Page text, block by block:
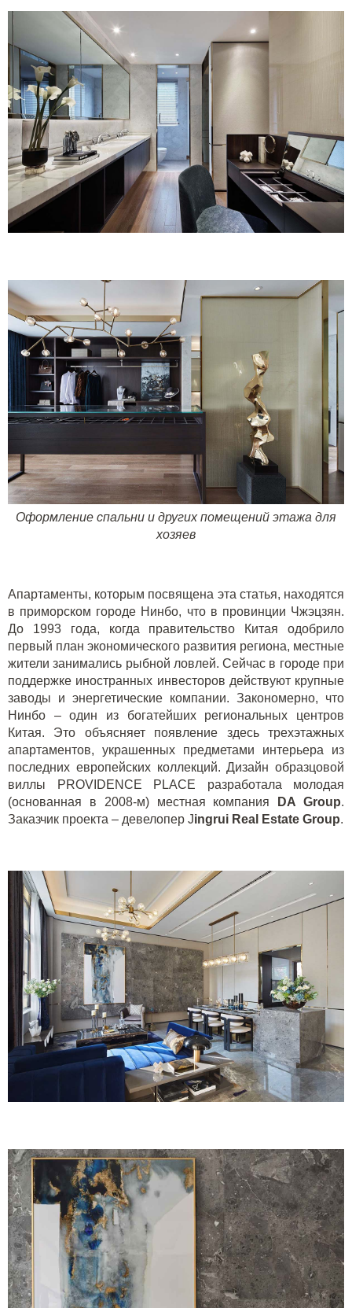
Оформление спальни и других помещений этажа для
хозяев
Апартаменты, которым посвящена эта статья, находятся
в приморском городе Нинбо, что в провинции Чжэцзян.
До 1993 года, когда правительство Китая одобрило
первый план экономического развития региона, местные
жители занимались рыбной ловлей. Сейчас в городе при
поддержке иностранных инвесторов действуют крупные
заводы и энергетические компании. Закономерно, что
Нинбо – один из богатейших региональных центров
Китая. Это объясняет появление здесь трехэтажных
апартаментов, украшенных предметами интерьера из
последних европейских коллекций. Дизайн образцовой
виллы PROVIDENCE PLACE разработала молодая
(основанная в 2008-м) местная компания
DA Group.
Заказчик проекта – девелопер Jingrui Real Estate Group.